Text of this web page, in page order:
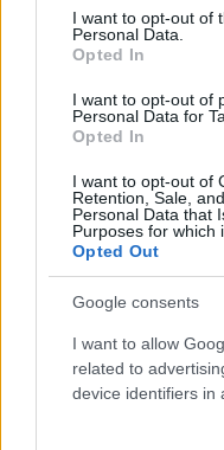
consent section.
I want to opt-out of
Personal Data.
Opted In
I want to opt-out of
Personal Data for
Opted In
I want to opt-out of
Retention, Sale,
Personal Data that
Purposes for which
Opted Out
Google consents
I want to allow
related to
device identifiers in